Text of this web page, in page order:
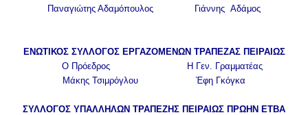
Παναγιώτης Αδαμόπουλος Γιάννης Αδάμος
ΕΝΩΤΙΚΟΣ ΣΥΛΛΟΓΟΣ ΕΡΓΑΖΟΜΕΝΩΝ ΤΡΑΠΕΖΑΣ ΠΕΙΡΑΙΩΣ
Ο Πρόεδρος Η Γεν. Γραμματέας
Μάκης Τσιμρόγλου Έφη Γκόγκα
ΣΥΛΛΟΓΟΣ ΥΠΑΛΛΗΛΩΝ ΤΡΑΠΕΖΗΣ ΠΕΙΡΑΙΩΣ ΠΡΩΗΝ ΕΤΒΑ